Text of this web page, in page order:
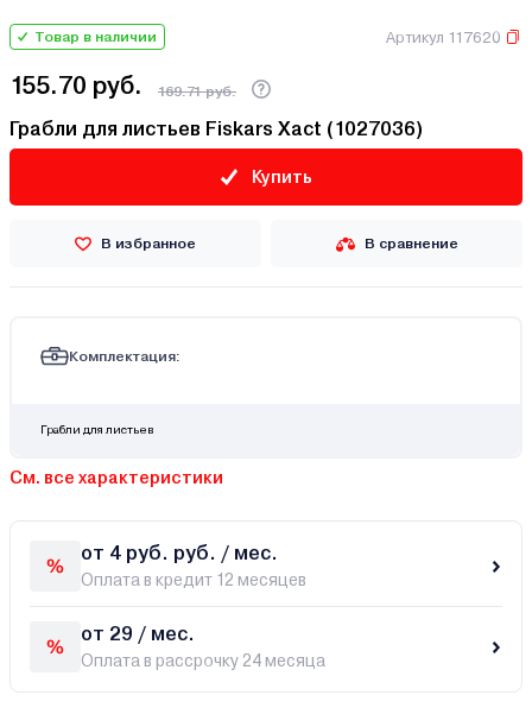
Товар в наличии Артикул 117620
155.70 руб. 169.71 руб.
Грабли для листьев Fiskars Xact (1027036)
Купить
В избранное В сравнение
Комплектация:
Грабли для листьев
См. все характеристики
от 4 руб. руб. / мес.
Оплата в кредит 12 месяцев
от 29 / мес.
Оплата в рассрочку 24 месяца